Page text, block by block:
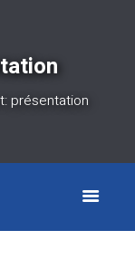
présentation